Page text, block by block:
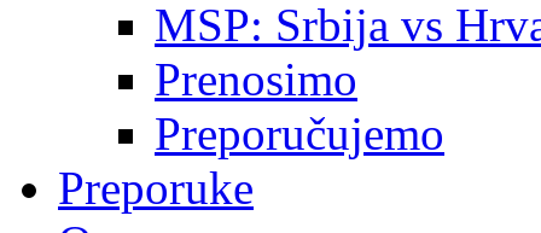
MSP: Srbija vs
Prenosimo
Preporučujemo
Preporuke